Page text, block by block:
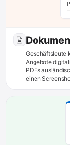
Geschäftsleute
Angebote
PDFs
einen